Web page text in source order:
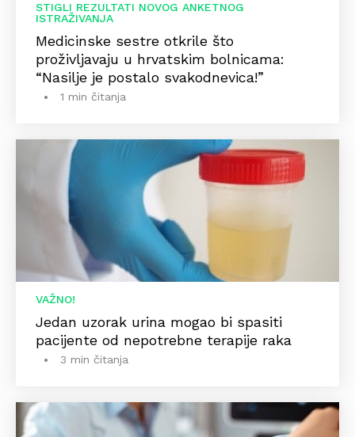
STIGLI REZULTATI NOVOG ANKETNOG
ISTRAŽIVANJA
Medicinske sestre otkrile što
proživljavaju u hrvatskim bolnicama:
“Nasilje je postalo svakodnevica!”
1 min čitanja
VAŽNO!
Jedan uzorak urina mogao bi spasiti
pacijente od nepotrebne terapije raka
3 min čitanja